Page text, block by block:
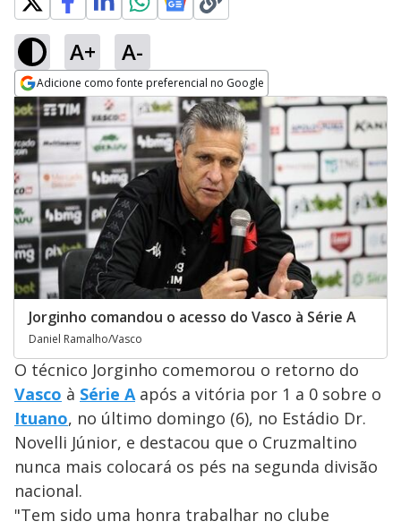
A+ A-
Adicione como fonte preferencial no Google
Opens in new window
Jorginho comandou o acesso do Vasco à Série A
Daniel Ramalho/Vasco
O técnico Jorginho comemorou o retorno do
Vasco à Série Aapós a vitória por 1 a 0 sobre o
Ituano, no último domingo (6), no Estádio Dr.
Novelli Júnior, e destacou que o Cruzmaltino
nunca mais colocará os pés na segunda divisão
nacional.
"Tem sido uma honra trabalhar no clube